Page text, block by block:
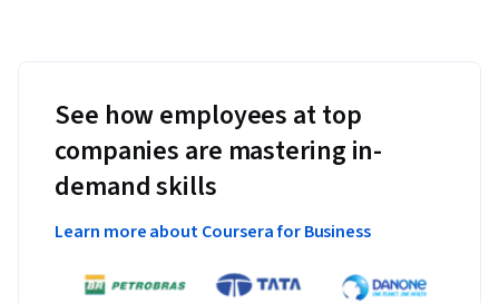
See how employees at top
companies are mastering in-
demand skills
Learn more about Coursera for Business